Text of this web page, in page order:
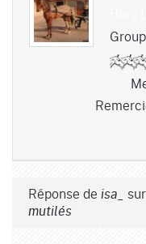
Réponse de isa_
mutilés